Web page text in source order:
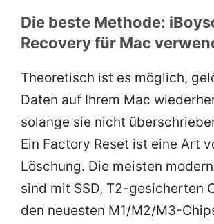
Die beste Methode:
Recovery für Mac
Theoretisch ist es möglich,
Daten auf Ihrem Mac
solange sie nicht
Ein Factory Reset ist eine Art
Löschung. Die meisten
sind mit SSD, T2-gesicherten
den neuesten M1/M2/M3-